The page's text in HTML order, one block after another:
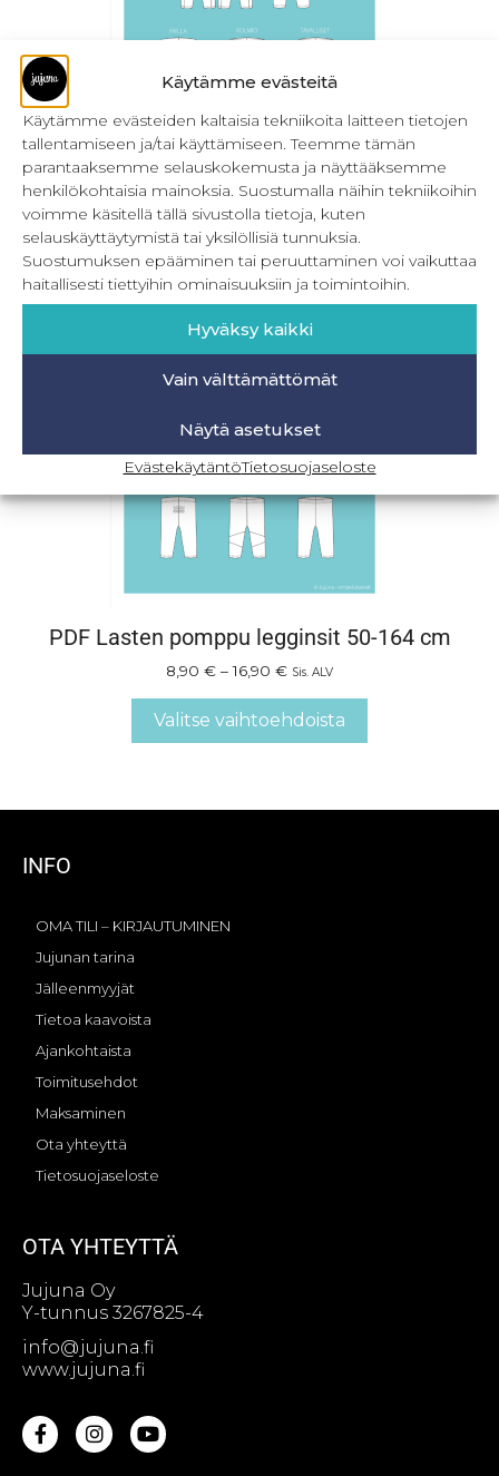
Käytämme evästeitä
Käytämme evästeiden kaltaisia tekniikoita laitteen tietojen
tallentamiseen ja/tai käyttämiseen. Teemme tämän
parantaaksemme selauskokemusta ja näyttääksemme
henkilökohtaisia mainoksia. Suostumalla näihin tekniikoihin
voimme käsitellä tällä sivustolla tietoja, kuten
selauskäyttäytymistä tai yksilöllisiä tunnuksia.
Suostumuksen epääminen tai peruuttaminen voi vaikuttaa
haitallisesti tiettyihin ominaisuuksiin ja toimintoihin.
Hyväksy kaikki
Vain välttämättömät
Näytä asetukset
EvästekäytäntöTietosuojaseloste
Lasten pomppu legginsit 50-164 cm
16,90€ Sis. ALV
Lisää ostoskoriin
PDF Lasten pomppu legginsit 50-164 cm
8,90 € – 16,90 € Sis. ALV
Valitse vaihtoehdoista
INFO
OMA TILI – KIRJAUTUMINEN
Jujunan tarina
Jälleenmyyjät
Tietoa kaavoista
Ajankohtaista
Toimitusehdot
Maksaminen
Ota yhteyttä
Tietosuojaseloste
OTA YHTEYTTÄ
Jujuna Oy
Y-tunnus 3267825-4
info@jujuna.fi
www.jujuna.fi